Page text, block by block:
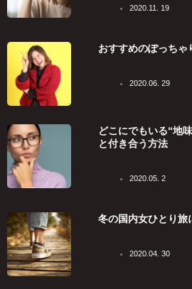
2020.11. 19
おすすめのぽっちゃ
2020.06. 29
どこにでもいる“地
と付き合う方法
2020.05. 2
冬の国内女ひとり旅
2020.04. 30